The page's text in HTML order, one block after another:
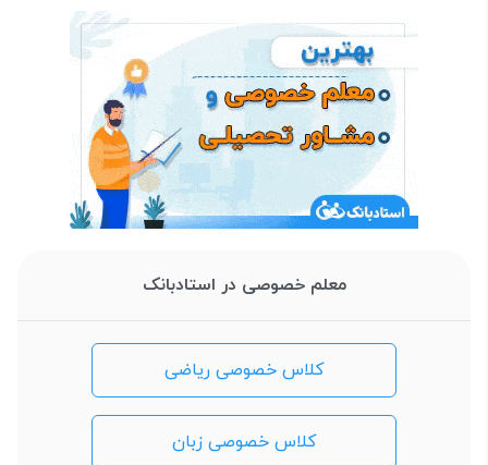
معلم خصوصی در استادبانک
کلاس خصوصی ریاضی
کلاس خصوصی زبان